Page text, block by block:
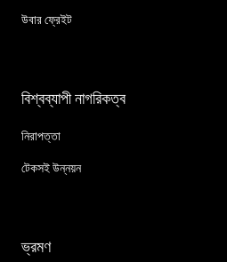
উবার ফ্রেইট
বিশ্বব্যাপী নাগরিকত্ব
নিরাপত্তা
টেকসই উন্নয়ন
ভ্রমণ